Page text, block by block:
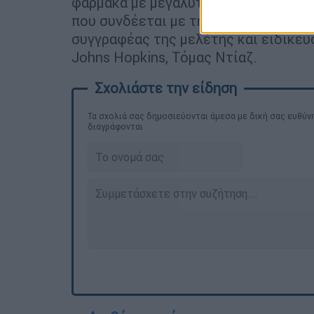
που συνδέεται με τη χορήγηση
συγγραφέας της μελέτης και
Johns Hopkins, Τόμας Ντίαζ.
Τα σχολιά σας δημοσιεύονται άμεσα με δική σας
διαγράφονται